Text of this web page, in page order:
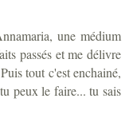
une médium
passés et me délivre
tout c'est enchainé,
peux le faire... tu sais